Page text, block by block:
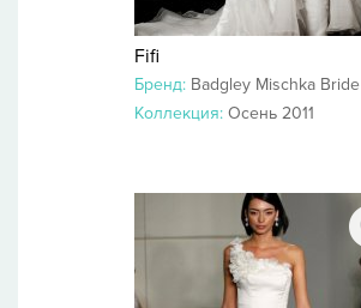
Fifi
Бренд: Badgley Mischka Bride
Коллекция: Осень 2011